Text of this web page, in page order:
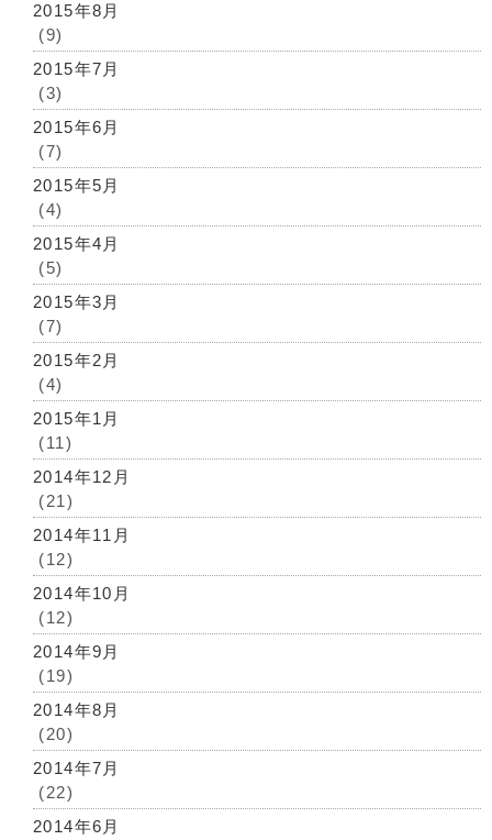
2015年8月
(9)
2015年7月
(3)
2015年6月
(7)
2015年5月
(4)
2015年4月
(5)
2015年3月
(7)
2015年2月
(4)
2015年1月
(11)
2014年12月
(21)
2014年11月
(12)
2014年10月
(12)
2014年9月
(19)
2014年8月
(20)
2014年7月
(22)
2014年6月